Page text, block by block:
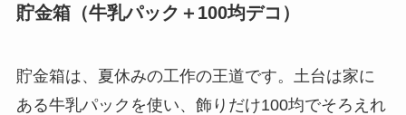
貯金箱（牛乳パック＋100均デコ）
貯金箱は、夏休みの工作の王道です。土台は家に
ある牛乳パックを使い、飾りだけ100均でそろえれ